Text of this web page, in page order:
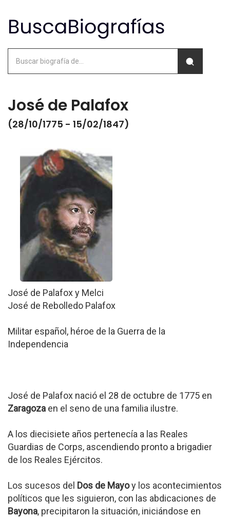
José de Palafox
(28/10/1775 - 15/02/1847)
José de Palafox y Melci
José de Rebolledo Palafox
Militar español, héroe de la Guerra de la
Independencia
José de Palafox nació el 28 de octubre de 1775 en
Zaragoza en el seno de una familia ilustre.
A los diecisiete años pertenecía a las Reales
Guardias de Corps, ascendiendo pronto a brigadier
de los Reales Ejércitos.
Los sucesos del Dos de Mayoy los acontecimientos
políticos que les siguieron, con las abdicaciones de
Bayona, precipitaron la situación, iniciándose en